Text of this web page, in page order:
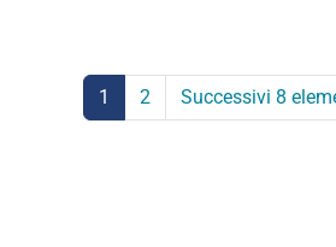
1
2 Successivi 8